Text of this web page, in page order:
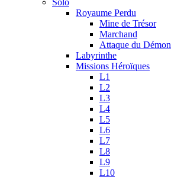
Solo
Royaume Perdu
Mine de Trésor
Marchand
Attaque du Démon
Labyrinthe
Missions Héroïques
L1
L2
L3
L4
L5
L6
L7
L8
L9
L10